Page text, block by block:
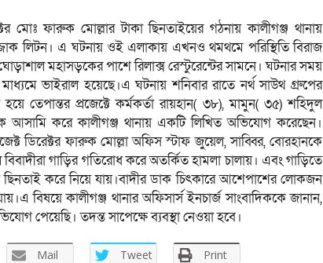
মোঃ ফারুক মোল্লার টাকা ছিনতাইয়ের গঠনায় কালীগঞ্জ থানায়
লিটন। এ ঘটনায় ওই এলাকায় এখনও থমথমে পরিস্থিতি বিরাজ
মহাসড়কের পাশে রিলাক্স রেস্টুরেন্টের সামনে। ঘটনার সময়
ভাইরাল হয়েছে।এ ঘটনায় শনিবার রাতে নর্থ সাউথ গ্রুপের
তেপান্তর প্রজেক্টে কর্মকর্তা রায়হান( ৩৮), মামুন( ৩৫) শহিদুল
করে কালীগঞ্জ থানায় একটি লিখিত অভিযোগ করেছেন।
ডিরেক্টর ফারুক মোল্লা অফিস স্টাফ জুয়েল, সাব্বির, বোরহানকে
গাড়ির গতিরোধ করে অতর্কিত হামলা চালায়। এবং গাড়িতে
করে নিয়ে যায়।বাদীর ডাক চিৎকারে আশেপাশের লোকজন
বিষয়ে কালীগঞ্জ থানার অফিসার্স ইনচার্জ সাংবাদিককে জানান,
পেয়েছি। তদন্ত সাপেক্ষে ব্যবস্থা নেওয়া হবে।
Mail Tweet Print